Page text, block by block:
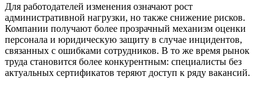
Для работодателей изменения означают рост
административной нагрузки, но также снижение рисков.
Компании получают более прозрачный механизм оценки
персонала и юридическую защиту в случае инцидентов,
связанных с ошибками сотрудников. В то же время рынок
труда становится более конкурентным: специалисты без
актуальных сертификатов теряют доступ к ряду вакансий.